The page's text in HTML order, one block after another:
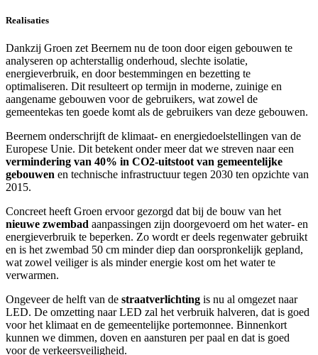
Realisaties
Dankzij Groen zet Beernem nu de toon door eigen gebouwen te
analyseren op achterstallig onderhoud, slechte isolatie,
energieverbruik, en door bestemmingen en bezetting te
optimaliseren. Dit resulteert op termijn in moderne, zuinige en
aangename gebouwen voor de gebruikers, wat zowel de
gemeentekas ten goede komt als de gebruikers van deze gebouwen.
Beernem onderschrijft de klimaat- en energiedoelstellingen van de
Europese Unie. Dit betekent onder meer dat we streven naar een
vermindering van 40% in CO2-uitstoot van gemeentelijke
gebouwen en technische infrastructuur tegen 2030 ten opzichte van
2015.
Concreet heeft Groen ervoor gezorgd dat bij de bouw van het
nieuwe zwembad aanpassingen zijn doorgevoerd om het water- en
energieverbruik te beperken. Zo wordt er deels regenwater gebruikt
en is het zwembad 50 cm minder diep dan oorspronkelijk gepland,
wat zowel veiliger is als minder energie kost om het water te
verwarmen.
Ongeveer de helft van de straatverlichting is nu al omgezet naar
LED. De omzetting naar LED zal het verbruik halveren, dat is goed
voor het klimaat en de gemeentelijke portemonnee. Binnenkort
kunnen we dimmen, doven en aansturen per paal en dat is goed
voor de verkeersveiligheid.